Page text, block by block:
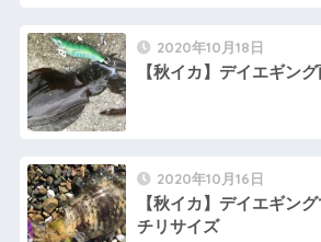
2020年10月18日
【秋イカ】デイエギン
2020年10月16日
【秋イカ】デイエギン
チリサイズ